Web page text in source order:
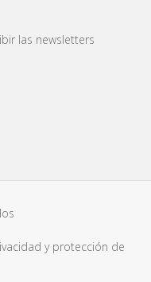
las newsletters
y protección de